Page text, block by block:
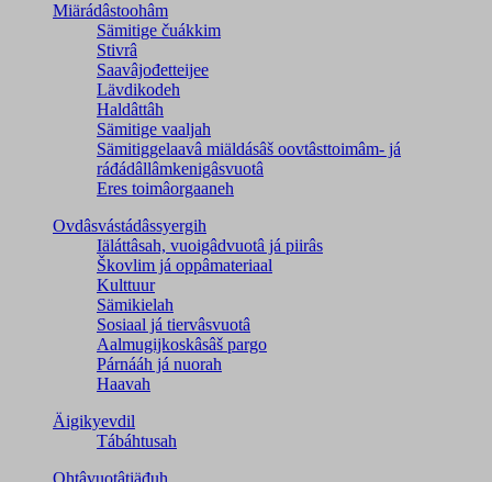
Miärádâstoohâm
Sämitige čuákkim
Stivrâ
Saavâjođetteijee
Lävdikodeh
Haldâttâh
Sämitige vaaljah
Sämitiggelaavâ miäldásâš oovtâsttoimâm- já
ráđádâllâmkenigâsvuotâ
Eres toimâorgaaneh
Ovdâsvástádâssyergih
Iäláttâsah, vuoigâdvuotâ já piirâs
Škovlim já oppâmateriaal
Kulttuur
Sämikielah
Sosiaal já tiervâsvuotâ
Aalmugijkoskâsâš pargo
Párnááh já nuorah
Haavah
Äigikyevdil
Tábáhtusah